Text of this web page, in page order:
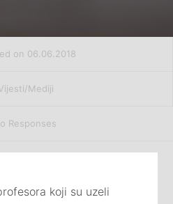
on 06.06.2018
Mediji
Responses
koji su uzeli